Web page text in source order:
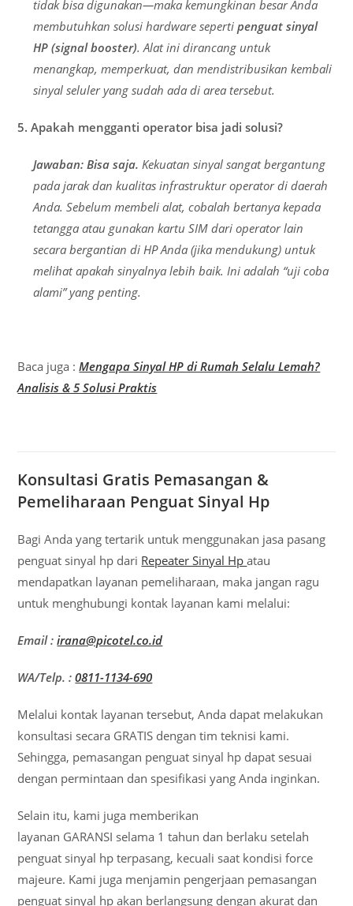
tidak bisa digunakan—maka kemungkinan besar Anda
membutuhkan solusi hardware sepertipenguat sinyal
HP (signal booster). Alat ini dirancang untuk
menangkap, memperkuat, dan mendistribusikan kembali
sinyal seluler yang sudah ada di area tersebut.
5. Apakah mengganti operator bisa jadi solusi?
Jawaban: Bisa saja. Kekuatan sinyal sangat bergantung
pada jarak dan kualitas infrastruktur operator di daerah
Anda. Sebelum membeli alat, cobalah bertanya kepada
tetangga atau gunakan kartuSIM dari operator lain
secara bergantian di HP Anda (jika mendukung) untuk
melihat apakah sinyalnya lebih baik. Ini adalah “uji coba
alami” yang penting.
Baca juga :Mengapa Sinyal HP di Rumah Selalu Lemah?
Analisis & 5 Solusi Praktis
Konsultasi Gratis Pemasangan &
Pemeliharaan Penguat Sinyal Hp
Bagi Anda yang tertarik untuk menggunakan jasa pasang
penguat sinyal hp dari Repeater Sinyal Hpatau
mendapatkan layanan pemeliharaan, maka jangan ragu
untuk menghubungi kontak layanan kami melalui:
Email :irana@picotel.co.id
WA/Telp. :0811-1134-690
Melalui kontak layanan tersebut, Anda dapat melakukan
konsultasi secara GRATIS dengan tim teknisi kami.
Sehingga, pemasangan penguat sinyal hp dapat sesuai
dengan permintaan dan spesifikasi yang Anda inginkan.
Selain itu, kami juga memberikan
layanan GARANSI selama 1 tahun dan berlaku setelah
penguat sinyal hp terpasang, kecuali saat kondisi force
majeure. Kami juga menjamin pengerjaan pemasangan
penguat sinyal hp akan berlangsung dengan akurat dan